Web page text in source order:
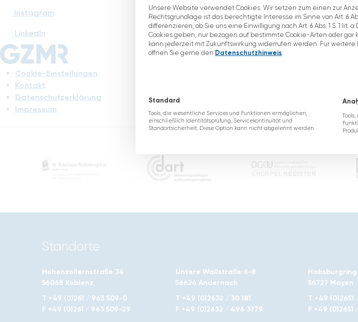
Instagram
LinkedIn
Cookie-Einstellungen
Kontakt
Datenschutzerklärung
Impressum
Standorte
Hohenzollernstraße 34
56068 Koblenz
T +49 (0)261 / 963 509-0
F +49 (0)261 / 963 509-29
Untere Wallstraße 6-8
56626 Andernach
T +49 (0)2632 / 30 181
F +49 (0)2632 / 496 3779
Habsburgring
56727 Mayen
T +49 (0)2651
F +49 (0)2651
Unsere Website verwendet Cookies. Wir setzen zum einen zur
Rechtsgrundlage ist das berechtigte Interesse im Sinne von Art. 6
differenzieren, ob Sie uns eine Einwilligung nach Art. 6 Abs. 1 S. 1 lit. a
Cookies geben, nur bezogen auf bestimmte Cookie-Arten oder gar
kann jederzeit mit Zukunftswirkung widerrufen werden. Für
öffnen Sie gerne den Datenschutzhinweis.
Standard
Tools, die wesentliche Services und Funktionen ermöglichen,
einschließlich Identitätsprüfung, Servicekontinuität und
Standortsicherheit. Diese Option kann nicht abgelehnt werden.